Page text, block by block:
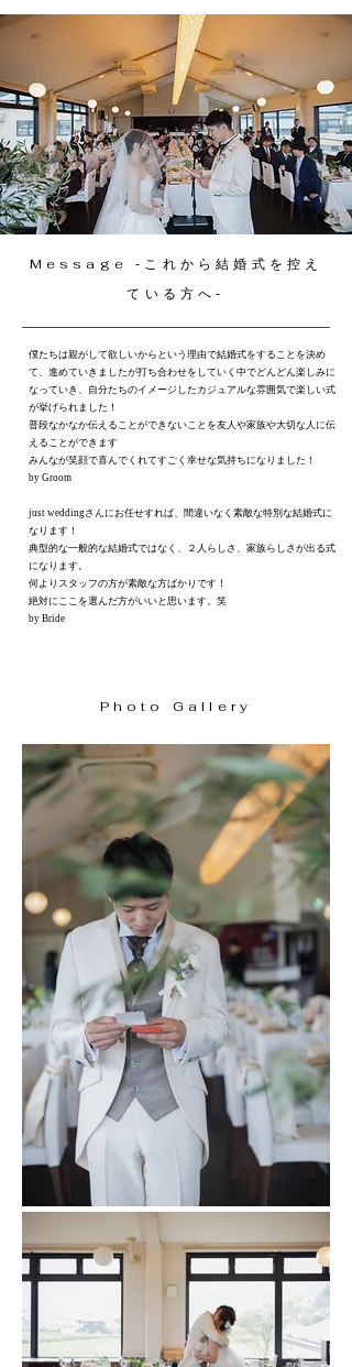
Message ‐これから結婚式を控え
ている方へ‐
僕たちは親がして欲しいからという理由で結婚式をすることを決め
て、進めていきましたが打ち合わせをしていく中でどんどん楽しみに
なっていき、自分たちのイメージしたカジュアルな雰囲気で楽しい式
が挙げられました！
普段なかなか伝えることができないことを友人や家族や大切な人に伝
えることができます
みんなが笑顔で喜んでくれてすごく幸せな気持ちになりました！
by Groom
just weddingさんにお任せすれば、間違いなく素敵な特別な結婚式に
なります！
典型的な一般的な結婚式ではなく、２人らしさ、家族らしさが出る式
になります。
何よりスタッフの方が素敵な方ばかりです！
絶対にここを選んだ方がいいと思います。笑
by Bride
Photo Gallery